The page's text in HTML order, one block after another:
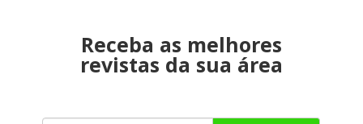
Receba as melhores
revistas da sua área